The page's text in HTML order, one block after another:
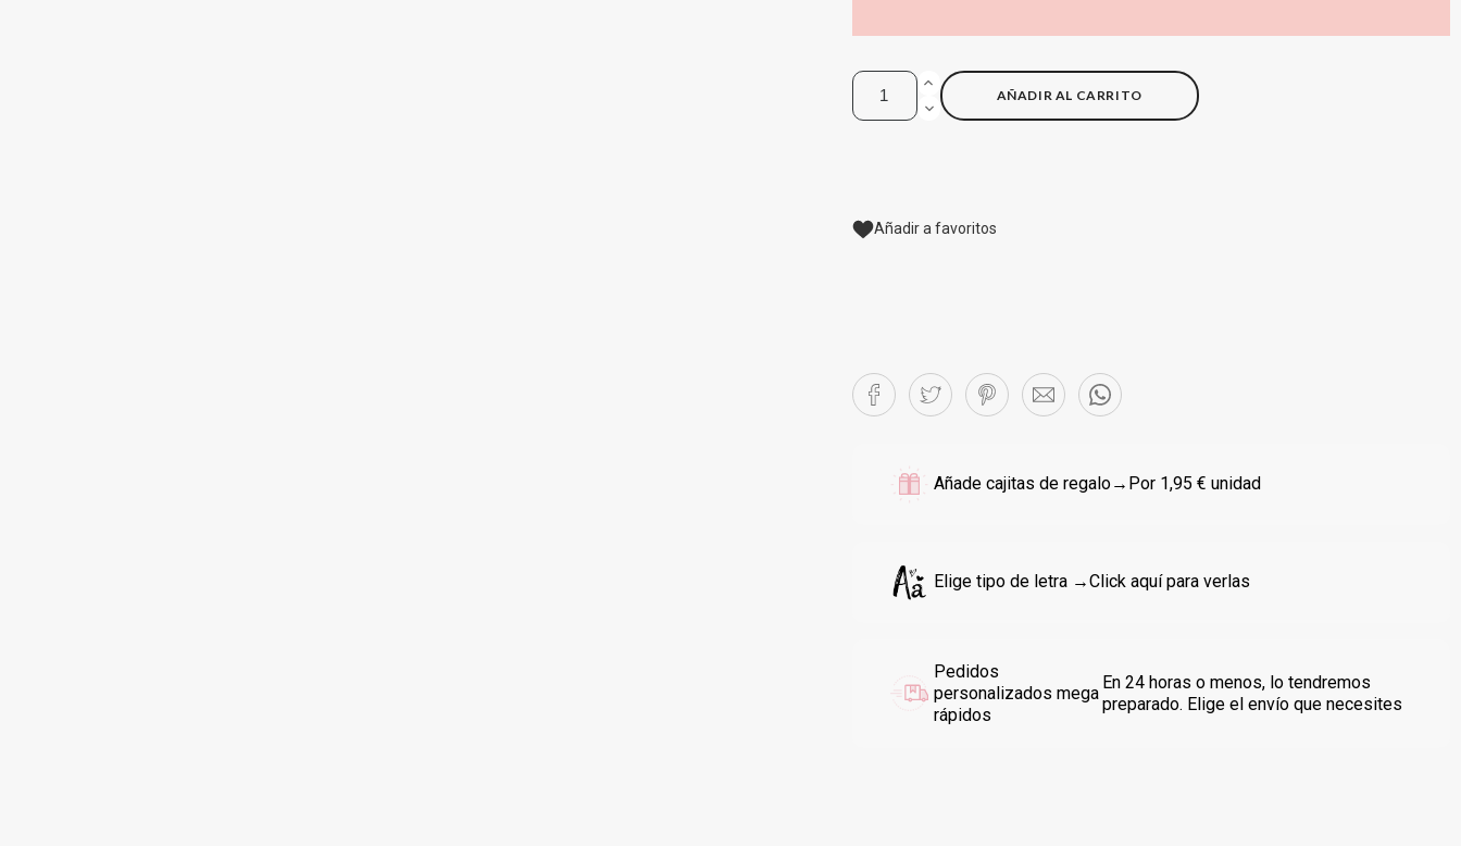
AÑADIR AL CARRITO
Añadir a favoritos
Añade cajitas de regalo→Por 1,95 € unidad
Elige tipo de letra →Click aquí para verlas
Pedidos
personalizados mega
rápidos
En 24 horas o menos, lo tendremos
preparado. Elige el envío que necesites